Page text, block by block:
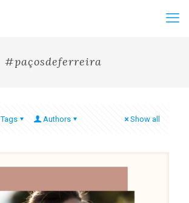
#paçosdeferreira
Tags Authors Show all